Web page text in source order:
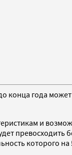
конца года
и
которого